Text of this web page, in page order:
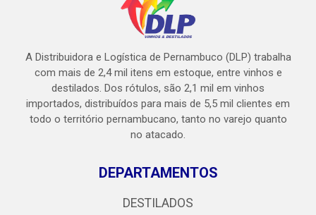
A Distribuidora e Logística de Pernambuco (DLP) trabalha
com mais de 2,4 mil itens em estoque, entre vinhos e
destilados. Dos rótulos, são 2,1 mil em vinhos
importados, distribuídos para mais de 5,5 mil clientes em
todo o território pernambucano, tanto no varejo quanto
no atacado.
DEPARTAMENTOS
DESTILADOS